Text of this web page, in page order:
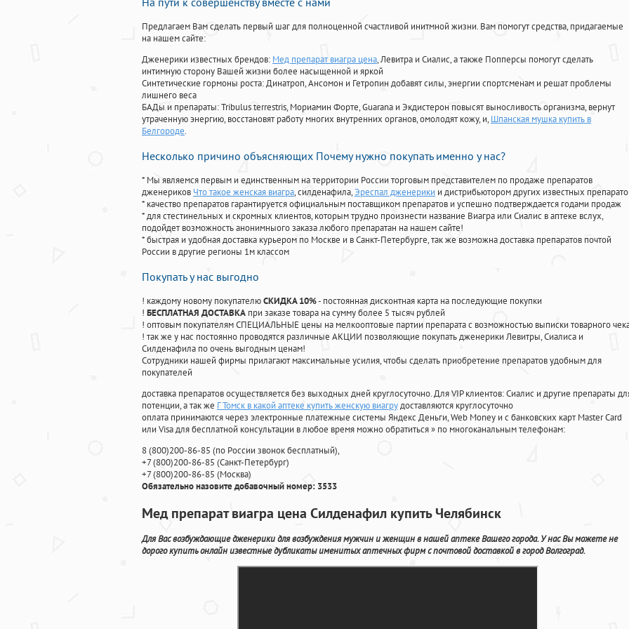
Предлагаем Вам сделать первый шаг для полноценной счастливой инитмной жизни. Вам помогут средства, придагаемые
на нашем сайте:
Дженерики известных брендов: Мед препарат виагра цена, Левитра и Сиалис, а также Попперсы помогут сделать
интимную сторону Вашей жизни более насыщенной и яркой
Синтетические гормоны роста: Динатроп, Ансомон и Гетропин добавят силы, энергии спортсменам и решат проблемы
лишнего веса
БАДы и препараты:Tribulus terrestris, Мориамин Форте, Guarana и Экдистерон повысят выносливость организма, вернут
утраченную энергию, восстановят работу многих внутренних органов, омолодят кожу, и, Шпанская мушка купить в
Белгороде.
Несколько причино объясняющих Почему нужно покупать именно у нас?
* Мы являемся первым и единственным на территории России торговым представителем по продаже препаратов
дженериков Что такое женская виагра, силденафила,Эреспал дженерики и дистрибьютором других известных
* качество препаратов гарантируется официальным поставщиком препаратов и успешно подтверждается годами продаж
* для стестинельных и скромных клиентов, которым трудно произнести название Виагра или Сиалис в аптеке вслух,
подойдет возможность анонимныого заказа любого препаратан на нашем сайте!
* быстрая и удобная доставка курьером по Москве и в Санкт-Петербурге, так же возможна доставка препаратов почтой
России в другие регионы 1м классом
Покупать у нас выгодно
! каждому новому покупателюСКИДКА 10%- постоянная дисконтная карта на последующие покупки
! БЕСПЛАТНАЯ ДОСТАВКА при заказе товара на сумму более 5 тысяч рублей
! оптовым покупателям СПЕЦИАЛЬНЫЕ цены на мелкооптовые партии препарата с возможностью выписки товарного
! так же у нас постоянно проводятся различные АКЦИИ позволяющие покупать дженерики Левитры, Сиалиса и
Силденафила по очень выгодным ценам!
Cотрудники нашей фирмы прилагают максимальные усилия, чтобы сделать приобретение препаратов удобным для
покупателей
доставка препаратов осуществляется без выходных дней круглосуточно. Для VIP клиентов: Сиалис и другие препараты
потенции, а так же Г Томск в какой аптеке купить женскую виагрудоставляются круглосуточно
оплата принимаются через электронные платежные системы Яндекс Деньги, Web Money и с банковских карт Master Card
или Visa для бесплатной консультации в любое время можно обратиться» по многоканальным телефонам:
8(800)200-86-85 (по России звонок бесплатный),
+7(800)200-86-85 (Санкт-Петербург)
+7(800)200-86-85 (Москва)
Обязательно назовите добавочный номер: 3533
Мед препарат виагра цена Силденафил купить Челябинск
Для Вас возбуждающие дженерики для возбуждения мужчин и женщин в нашей аптеке Вашего города. У нас Вы можете не
дорого купить онлайн известные дубликаты именитых аптечных фирм с почтовой доставкой в город Волгоград.